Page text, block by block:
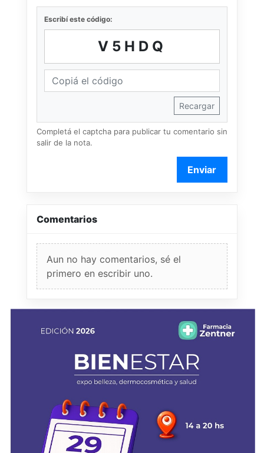
Escribí este código:
V5HDQ
Recargar
Completá el captcha para publicar tu comentario sin
salir de la nota.
Enviar
Comentarios
Aun no hay comentarios, sé el
primero en escribir uno.